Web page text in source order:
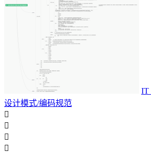
IT
设计模式/编码规范



